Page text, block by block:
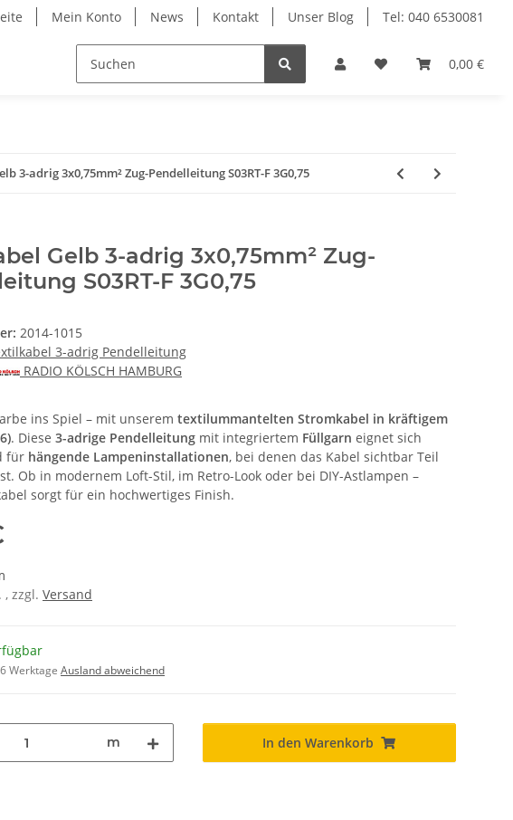
Mein Konto News Kontakt Unser Blog Tel: 040 6530081
0,00 €
3-adrig 3x0,75mm² Zug-Pendelleitung S03RT-F 3G0,75
Gelb 3-adrig 3x0,75mm² Zug-
S03RT-F 3G0,75
2014-1015
3-adrig Pendelleitung
RADIO KÖLSCH HAMBURG
ins Spiel – mit unserem textilummantelten Stromkabel in kräftigem
. Diese 3-adrige Pendelleitung mit integriertem Füllgarn eignet sich
für hängende Lampeninstallationen, bei denen das Kabel sichtbar Teil
Ob in modernem Loft-Stil, im Retro-Look oder bei DIY-Astlampen –
sorgt für ein hochwertiges Finish.
, zzgl. Versand
Werktage Ausland abweichend
m In den Warenkorb